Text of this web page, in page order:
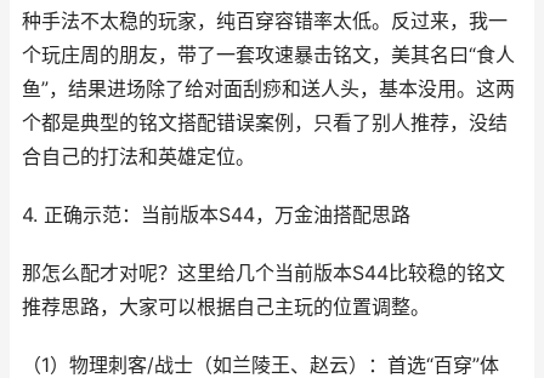
种手法不太稳的玩家，纯百穿容错率太低。反过来，我一
个玩庄周的朋友，带了一套攻速暴击铭文，美其名曰“食人
鱼”，结果进场除了给对面刮痧和送人头，基本没用。这两
个都是典型的铭文搭配错误案例，只看了别人推荐，没结
合自己的打法和英雄定位。
4. 正确示范：当前版本S44，万金油搭配思路
那怎么配才对呢？这里给几个当前版本S44比较稳的铭文
推荐思路，大家可以根据自己主玩的位置调整。
（1）物理刺客/战士（如兰陵王、赵云）：首选“百穿”体